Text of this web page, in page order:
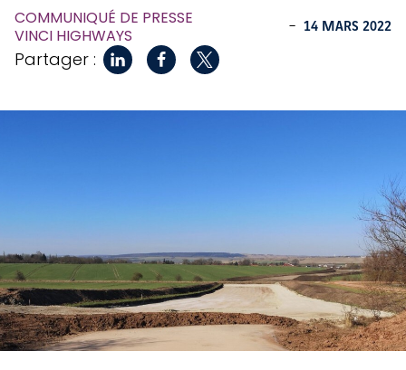
COMMUNIQUÉ DE PRESSE
VINCI HIGHWAYS
- 14 MARS 2022
Partager :